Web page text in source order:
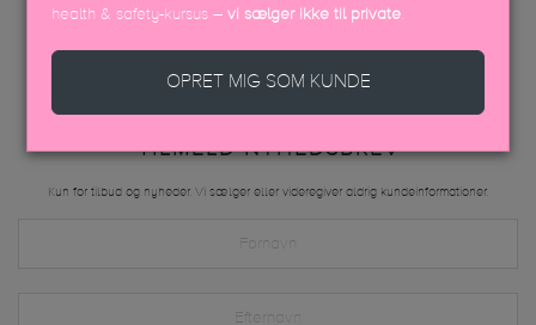
TILMELD NYHEDSBREV
Kun for tilbud og nyheder. Vi sælger eller videregiver aldrig kundeinformationer.
health & safety-kursus –vi sælger ikke til private.
OPRET MIG SOM KUNDE